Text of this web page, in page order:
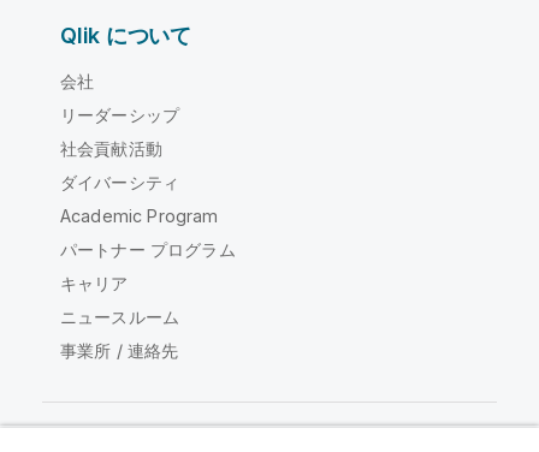
Qlik について
会社
リーダーシップ
社会貢献活動
ダイバーシティ
Academic Program
パートナー プログラム
キャリア
ニュースルーム
事業所 / 連絡先